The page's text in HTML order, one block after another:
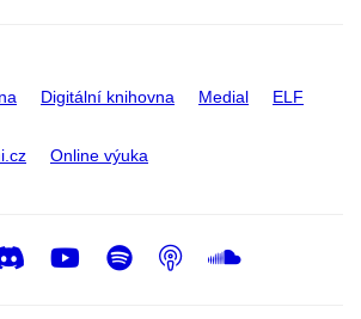
Digitální knihovna Medial ELF
Online výuka
DiscordYoutube
Spotify
Podcast